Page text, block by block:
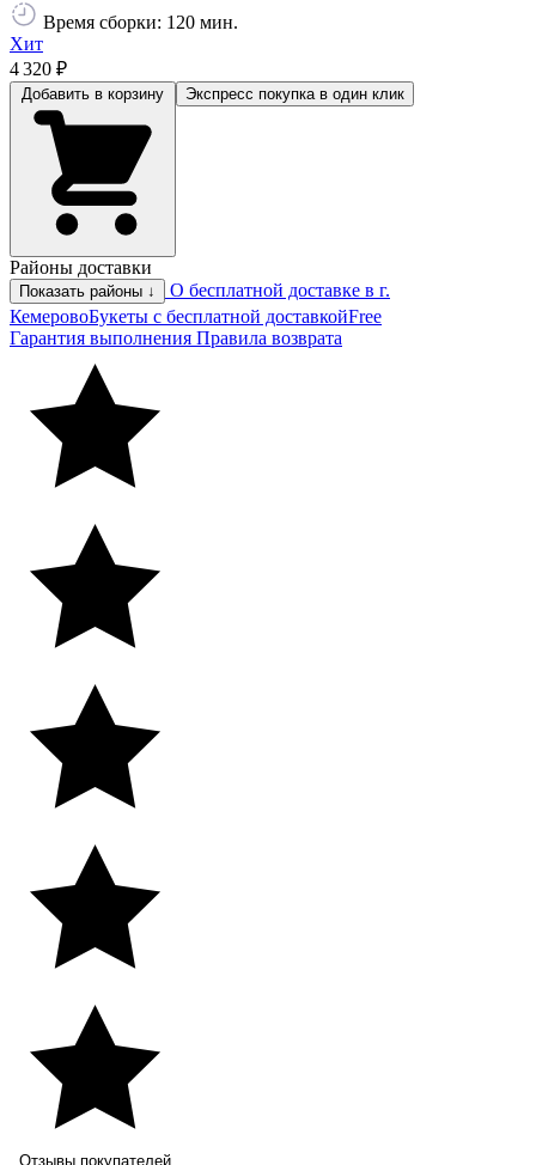
Время сборки: 120 мин.
Хит
4 320 ₽
Экспресс покупка в один клик
Районы доставки
Показать районы ↓
О бесплатной доставке в г.
КемеровоБукеты с бесплатной доставкойFree
Гарантия выполнения Правила возврата
Отзывы покупателей